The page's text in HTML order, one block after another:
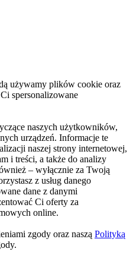
używamy plików cookie oraz
spersonalizowane
naszych użytkowników,
urządzeń. Informacje te
naszej strony internetowej,
i treści, a także do analizy
– wyłącznie za Twoją
z usług danego
dane z danymi
Ci oferty za
online.
zgody oraz naszą Polityką